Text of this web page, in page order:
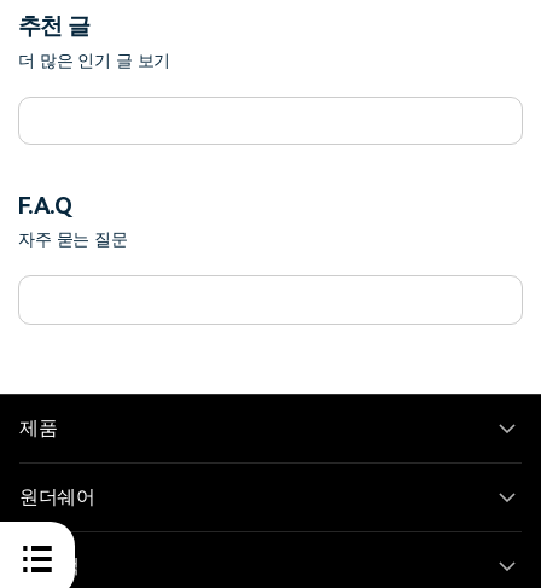
추천 글
더 많은 인기 글 보기
F.A.Q
자주 묻는 질문
제품
원더쉐어
AI 탐색